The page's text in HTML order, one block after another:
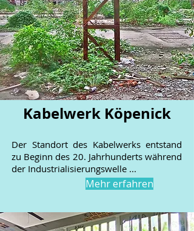
Kabelwerk Köpenick
Der Standort des Kabelwerks entstand
zu Beginn des 20. Jahrhunderts während
der Industrialisierungswelle ...
Mehr erfahren